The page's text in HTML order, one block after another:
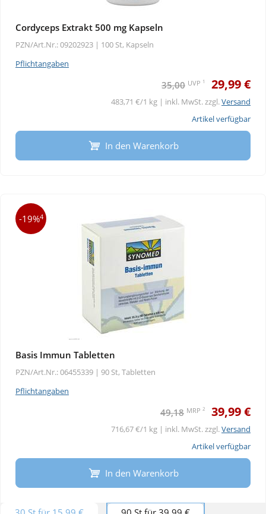
Cordyceps Extrakt 500 mg Kapseln
PZN/Art.Nr.: 09202923 | 100 St, Kapseln
Pflichtangaben
35,00 UVP 1 29,99 €
483,71 €/1 kg | inkl. MwSt. zzgl.Versand
Artikel verfügbar
In den Warenkorb
-19%4
Basis Immun Tabletten
PZN/Art.Nr.: 06455339 | 90 St, Tabletten
Pflichtangaben
49,18 MRP 2 39,99 €
716,67 €/1 kg | inkl. MwSt. zzgl.Versand
Artikel verfügbar
In den Warenkorb